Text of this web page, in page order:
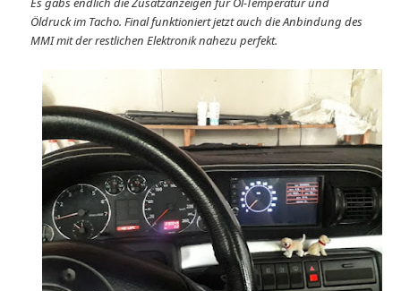
Öldruck im Tacho. Final funktioniert jetzt auch die Anbindung des
MMI mit der restlichen Elektronik nahezu perfekt.